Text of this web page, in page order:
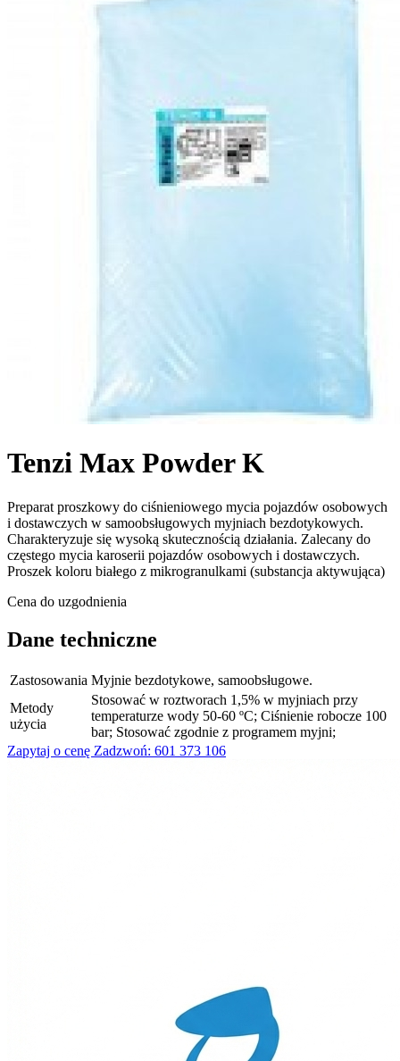
Tenzi Max Powder K
Preparat proszkowy do ciśnieniowego mycia pojazdów osobowych
i dostawczych w samoobsługowych myjniach bezdotykowych.
Charakteryzuje się wysoką skutecznością działania. Zalecany do
częstego mycia karoserii pojazdów osobowych i dostawczych.
Proszek koloru białego z mikrogranulkami (substancja aktywująca)
Cena do uzgodnienia
Dane techniczne
Zastosowania Myjnie bezdotykowe, samoobsługowe.
Metody
użycia
Stosować w roztworach 1,5% w myjniach przy
temperaturze wody 50-60 ºC; Ciśnienie robocze 100
bar; Stosować zgodnie z programem myjni;
Zapytaj o cenę Zadzwoń: 601 373 106